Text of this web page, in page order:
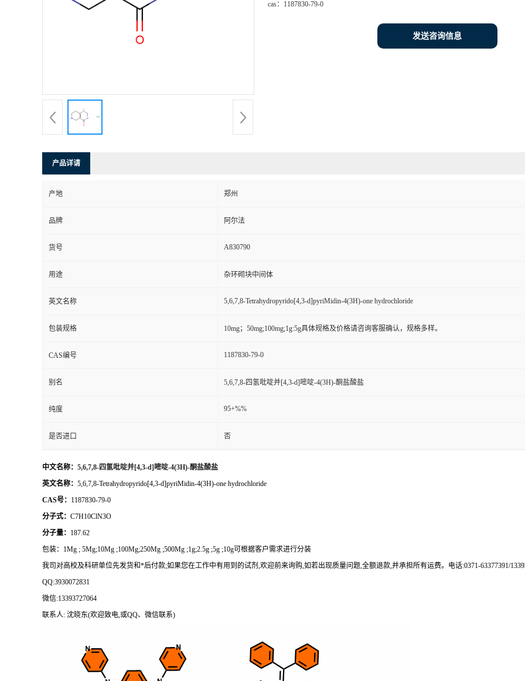
cas： 1187830-79-0
发送咨询信息
产品详请
产地 郑州
品牌 阿尔法
货号 A830790
用途 杂环砌块中间体
英文名称 5,6,7,8-Tetrahydropyrido[4,3-d]pyriMidin-4(3H)-one hydrochloride
包装规格 10mg；50mg;100mg;1g:5g具体规格及价格请咨询客服确认，规格多样。
CAS编号 1187830-79-0
别名 5,6,7,8-四氢吡啶并[4,3-d]嘧啶-4(3H)-酮盐酸盐
纯度 95+%%
是否进口 否
中文名称： 5,6,7,8-四氢吡啶并[4,3-d]嘧啶-4(3H)-酮盐酸盐
英文名称： 5,6,7,8-Tetrahydropyrido[4,3-d]pyriMidin-4(3H)-one hydrochloride
CAS号： 1187830-79-0
分子式： C7H10ClN3O
分子量： 187.62
包装： 1Mg ; 5Mg;10Mg ;100Mg;250Mg ;500Mg ;1g;2.5g ;5g ;10g可根据客户需求进行分装
我司对高校及科研单位先发货和*后付款;如果您在工作中有用到的试剂,欢迎前来询购,如若出现质量问题,全额退款,并承担所有运费。电话:0371-63377391/
QQ:3930072831
微信:13393727064
联系人: 沈晓东(欢迎致电,或QQ、微信联系)